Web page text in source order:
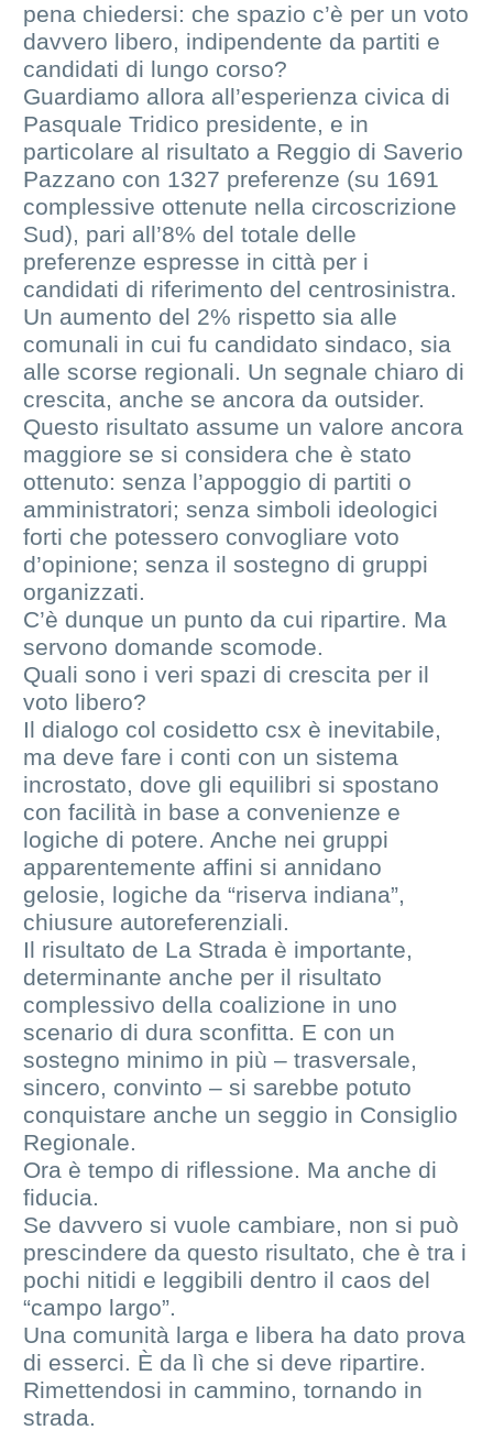
pena chiedersi: che spazio c’è per un voto
davvero libero, indipendente da partiti e
candidati di lungo corso?
Guardiamo allora all’esperienza civica di
Pasquale Tridico presidente, e in
particolare al risultato a Reggio di Saverio
Pazzano con 1327 preferenze (su 1691
complessive ottenute nella circoscrizione
Sud), pari all’8% del totale delle
preferenze espresse in città per i
candidati di riferimento del centrosinistra.
Un aumento del 2% rispetto sia alle
comunali in cui fu candidato sindaco, sia
alle scorse regionali. Un segnale chiaro di
crescita, anche se ancora da outsider.
Questo risultato assume un valore ancora
maggiore se si considera che è stato
ottenuto: senza l’appoggio di partiti o
amministratori; senza simboli ideologici
forti che potessero convogliare voto
d’opinione; senza il sostegno di gruppi
organizzati.
C’è dunque un punto da cui ripartire. Ma
servono domande scomode.
Quali sono i veri spazi di crescita per il
voto libero?
Il dialogo col cosidetto csx è inevitabile,
ma deve fare i conti con un sistema
incrostato, dove gli equilibri si spostano
con facilità in base a convenienze e
logiche di potere. Anche nei gruppi
apparentemente affini si annidano
gelosie, logiche da “riserva indiana”,
chiusure autoreferenziali.
Il risultato de La Strada è importante,
determinante anche per il risultato
complessivo della coalizione in uno
scenario di dura sconfitta. E con un
sostegno minimo in più – trasversale,
sincero, convinto – si sarebbe potuto
conquistare anche un seggio in Consiglio
Regionale.
Ora è tempo di riflessione. Ma anche di
fiducia.
Se davvero si vuole cambiare, non si può
prescindere da questo risultato, che è tra i
pochi nitidi e leggibili dentro il caos del
“campo largo”.
Una comunità larga e libera ha dato prova
di esserci. È da lì che si deve ripartire.
Rimettendosi in cammino, tornando in
strada.